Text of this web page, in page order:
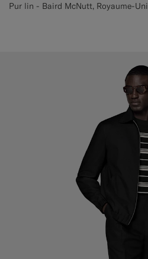
Pur lin - Baird McNutt, Royaume-Uni